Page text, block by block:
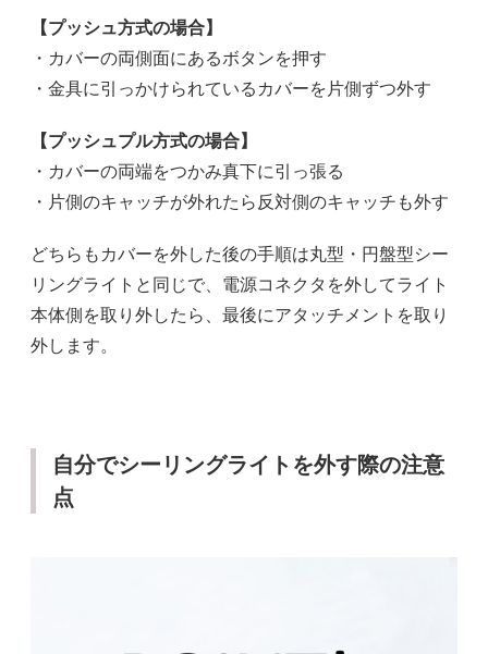
【プッシュ方式の場合】
・カバーの両側面にあるボタンを押す
・金具に引っかけられているカバーを片側ずつ外す
【プッシュプル方式の場合】
・カバーの両端をつかみ真下に引っ張る
・片側のキャッチが外れたら反対側のキャッチも外す
どちらもカバーを外した後の手順は丸型・円盤型シー
リングライトと同じで、電源コネクタを外してライト
本体側を取り外したら、最後にアタッチメントを取り
外します。
自分でシーリングライトを外す際の注意
点